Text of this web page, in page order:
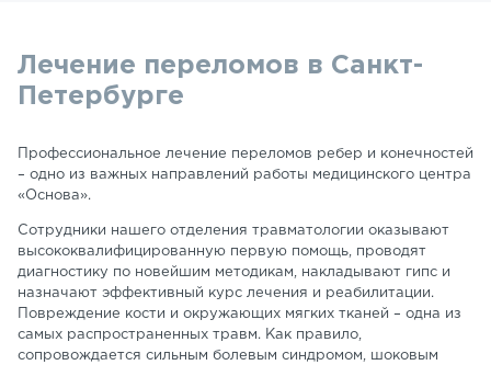
Лечение переломов в Санкт-
Петербурге
Профессиональное лечение переломов ребер и конечностей
– одно из важных направлений работы медицинского центра
«Основа».
Сотрудники нашего отделения травматологии оказывают
высококвалифицированную первую помощь, проводят
диагностику по новейшим методикам, накладывают гипс и
назначают эффективный курс лечения и реабилитации.
Повреждение кости и окружающих мягких тканей – одна из
самых распространенных травм. Как правило,
сопровождается сильным болевым синдромом, шоковым